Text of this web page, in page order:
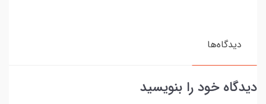
دیدگاه‌ها
دیدگاه خود را بنویسید